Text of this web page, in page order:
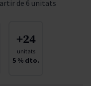
de 6 unitats
+24
unitats
5 % dto.